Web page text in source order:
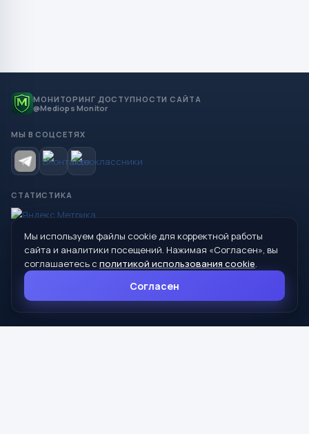
МОНИТОРИНГ ДОСТУПНОСТИ САЙТА
@Mediops Monitor
МЫ В СОЦСЕТЯХ
СТАТИСТИКА
© 2026 Управление образования Администрации МО
Сухой Лог
624800, Свердловская область, г. Сухой Лог, ул. Кирова, дом 7
8 (34373) 4-33-85
Мы используем файлы cookie для корректной работы
сайта и аналитики посещений. Нажимая «Согласен», вы
соглашаетесь с политикой использования cookie.
Согласен